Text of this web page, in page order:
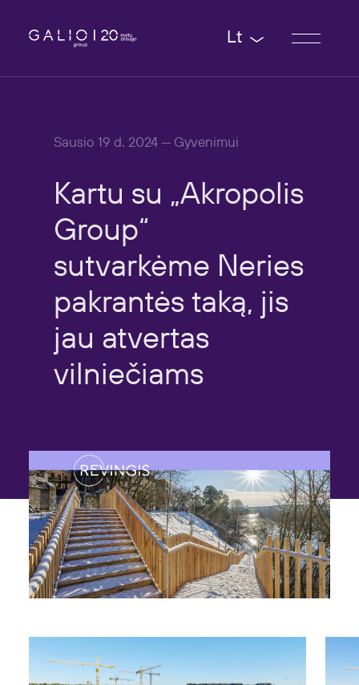
Lt
Sausio 19 d. 2024 — Gyvenimui
Kartu su „Akropolis
Group“
sutvarkėme Neries
pakrantės taką, jis
jau atvertas
vilniečiams